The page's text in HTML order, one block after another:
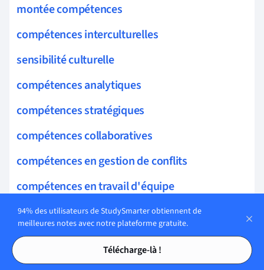
Tables des matières
Tables des matières
montée compétences
compétences interculturelles
sensibilité culturelle
compétences analytiques
compétences stratégiques
compétences collaboratives
compétences en gestion de conflits
compétences en travail d'équipe
gestion de performance
compétences en gestion de projet
compétences en pensée critique
94% des utilisateurs de StudySmarter obtiennent de
meilleures notes avec notre plateforme gratuite.
Télécharge-là !